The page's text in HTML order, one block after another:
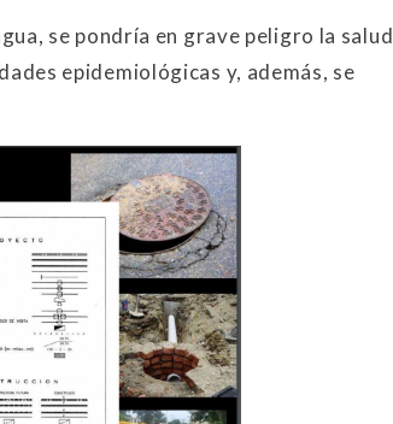
se pondría en grave peligro la salud
epidemiológicas y, además, se